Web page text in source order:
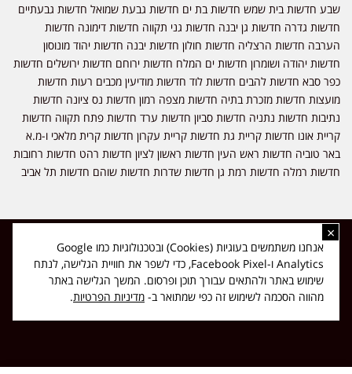
שבע חדשות בית שמש חדשות בת ים חדשות גבעת שמואל חדשות גבעתיים
חדשות גדרה חדשות גן יבנה חדשות גני תקווה חדשות דימונה חדשות
הערבה חדשות הרצליה חדשות חולון חדשות יבנה חדשות יהוד מונוסון
חדשות יהודה ושומרון חדשות ים המלח חדשות ירוחם חדשות ירושלים חדשות
כפר סבא חדשות להבים חדשות לוד חדשות מודיעין מכבים רעות חדשות
מועצות חדשות מזכרת בתיה חדשות מצפה רמון חדשות נס ציונה חדשות
נתיבות חדשות נתניה חדשות סביון חדשות ערד חדשות פתח תקווה חדשות
קריית אונו חדשות קריית גת חדשות קריית עקרון חדשות קרית מלאכי ו-מ.א
באר טוביה חדשות ראש העין חדשות ראשון לציון חדשות רהט חדשות רחובות
חדשות רמלה חדשות רמת גן חדשות שדרות חדשות שוהם חדשות תל אביב
כל הזכויות שמורות ל-ליזה ללוצאשווילי - חדשות אפס שמונה - דיווחים בזמן
אמת, נוסד בשנת 2019 | טל' לפרסומים 054-9759222 מייל מערכת
news08.net@gmail.com
Made with ❤ byDIGITA
×
אנחנו משתמשים בעוגיות (Cookies) ובטכנולוגיות כמו Google
Analytics ו-Facebook Pixel, כדי לשפר את חוויית הגלישה, לנתח
שימוש באתר ולהתאים עבורך תוכן ופרסום. המשך הגלישה באתר
מהווה הסכמה לשימוש זה כפי שמתואר ב- מדיניות הפרטיות.